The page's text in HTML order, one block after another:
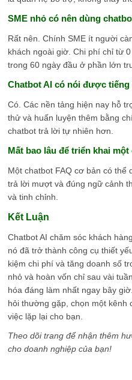
SME nhỏ có nên dùng
Rất nên. Chính SME ít người
khách ngoài giờ. Chi phí chỉ từ
trong 60 ngày đầu ở phần lớn
Chatbot AI có nói được
Có. Các nền tảng hiện nay hỗ
thử và huấn luyện thêm bằng
chatbot trả lời tự nhiên hơn.
Mất bao lâu để triển khai
Một chatbot FAQ cơ bản có
trả lời mượt và đúng ngữ cảnh
và tinh chỉnh.
Kết Luận
Chatbot AI chăm sóc khách
nó đã trở thành công cụ thiết
kiệm chi phí và tăng doanh số
nhỏ và hoàn vốn chỉ sau vài
hóa đáng làm nhất ngay bây
hỏi thường gặp, chọn một kênh
việc lặp lại cho bạn.
Theo dõi trang để nhận thêm
cho doanh nghiệp của bạn!